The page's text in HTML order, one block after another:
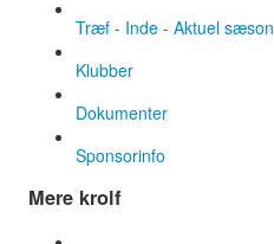
Træf - Inde - Aktuel sæson
Klubber
Dokumenter
Sponsorinfo
Mere krolf